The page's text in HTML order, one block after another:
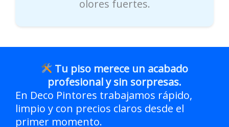
olores fuertes.
Tu piso merece un acabado
profesional y sin sorpresas.
En Deco Pintores trabajamos rápido,
limpio y con precios claros desde el
primer momento.